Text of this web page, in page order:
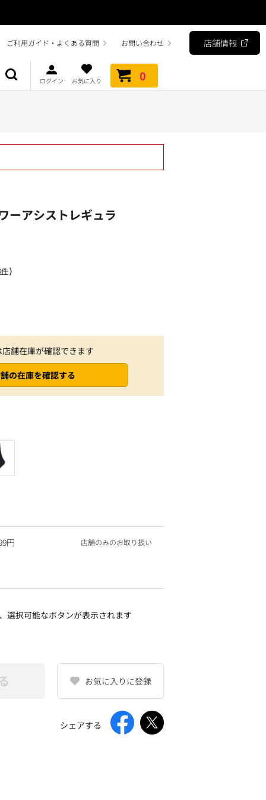
ご利用ガイド・よくある質問 お問い合わせ 店舗情報
ログイン お気に入り 0
舗在庫が確認できます
の在庫を確認する
ーアシストレギュラ
）
円 店舗のみのお取り扱い
選択可能なボタンが表示されます
お気に入りに登録
シェアする